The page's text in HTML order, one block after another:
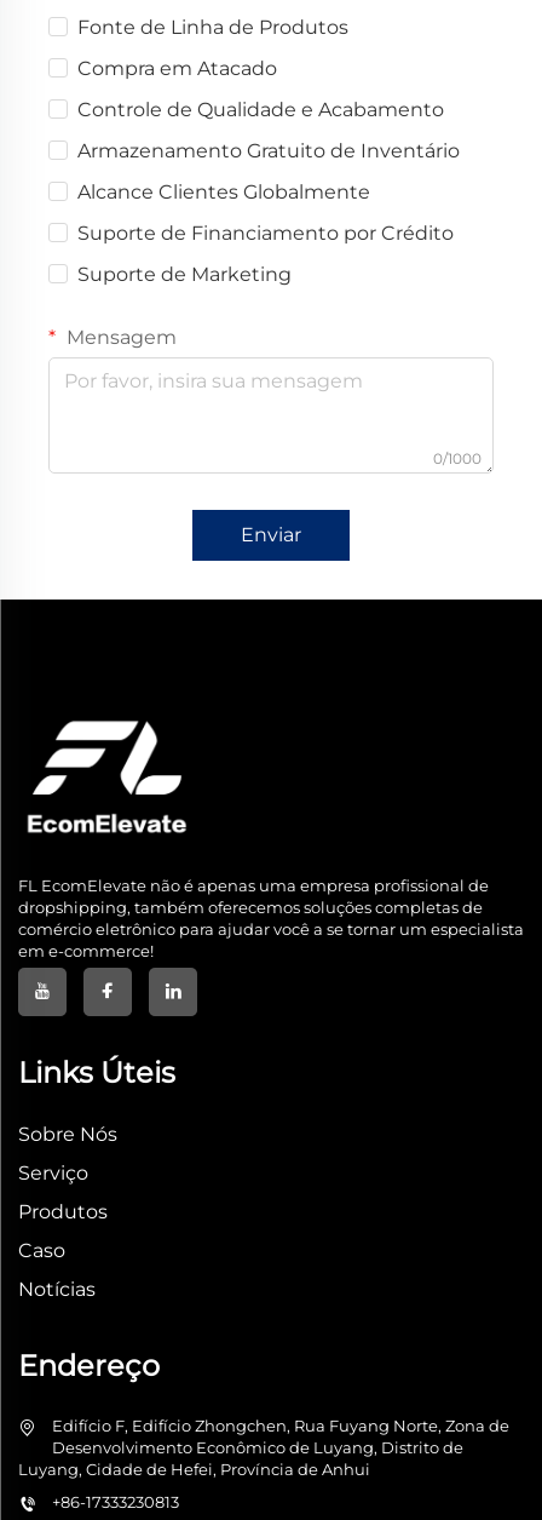
Fonte de Linha de Produtos
Compra em Atacado
Controle de Qualidade e Acabamento
Armazenamento Gratuito de Inventário
Alcance Clientes Globalmente
Suporte de Financiamento por Crédito
Suporte de Marketing
Mensagem
0/1000
Enviar
FL EcomElevate não é apenas uma empresa profissional de
dropshipping, também oferecemos soluções completas de
comércio eletrônico para ajudar você a se tornar um especialista
em e-commerce!
Links Úteis
Sobre Nós
Serviço
Produtos
Caso
Notícias
Endereço
Edifício F, Edifício Zhongchen, Rua Fuyang Norte, Zona de
Desenvolvimento Econômico de Luyang, Distrito de
Luyang, Cidade de Hefei, Província de Anhui
+86-17333230813